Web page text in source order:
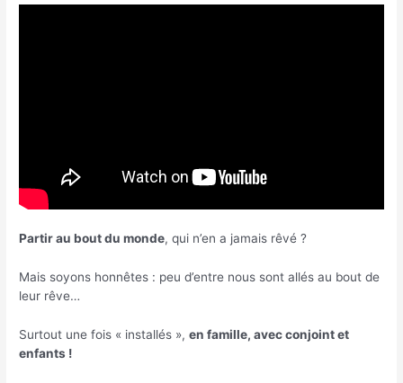
Partir au bout du monde, qui n’en a jamais rêvé ?
Mais soyons honnêtes : peu d’entre nous sont allés au bout de
leur rêve…
Surtout une fois « installés »,en famille, avec conjoint et
enfants !